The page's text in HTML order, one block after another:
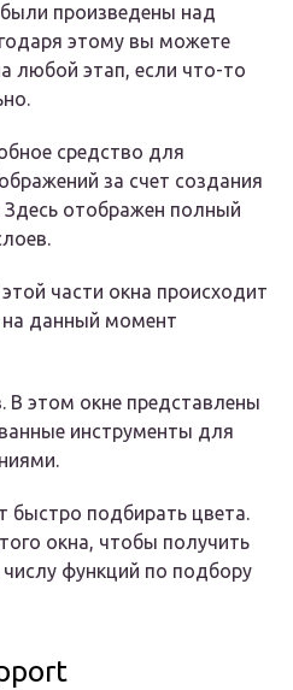
произведены над
этому вы можете
любой этап, если что-то
средство для
за счет создания
Здесь отображен полный
части окна происходит
данный момент
В этом окне представлены
инструменты для
быстро подбирать цвета.
окна, чтобы получить
функций по подбору